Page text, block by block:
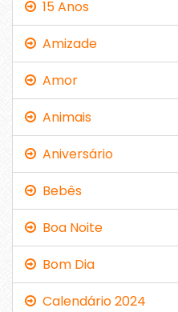
15 Anos
Amizade
Amor
Animais
Aniversário
Bebês
Boa Noite
Bom Dia
Calendário 2024